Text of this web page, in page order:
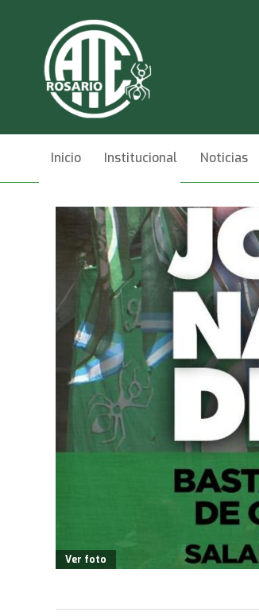
Inicio Institucional Noticias
Videos Contacto
Ver foto